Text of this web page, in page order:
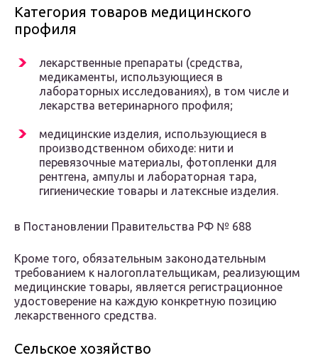
Категория товаров медицинского
профиля
лекарственные препараты (средства,
медикаменты, использующиеся в
лабораторных исследованиях), в том числе и
лекарства ветеринарного профиля;
медицинские изделия, использующиеся в
производственном обиходе: нити и
перевязочные материалы, фотопленки для
рентгена, ампулы и лабораторная тара,
гигиенические товары и латексные изделия.
в Постановлении Правительства РФ № 688
Кроме того, обязательным законодательным
требованием к налогоплательщикам, реализующим
медицинские товары, является регистрационное
удостоверение на каждую конкретную позицию
лекарственного средства.
Сельское хозяйство